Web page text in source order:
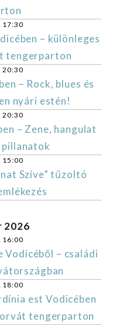
17:30
– különleges
tengerparton
20:30
– Rock, blues és
nyári estén!
20:30
– Zene, hangulat
15:00
Szíve” tűzoltó
2026
16:00
Vodicéből – családi
18:00
est Vodicében
tengerparton